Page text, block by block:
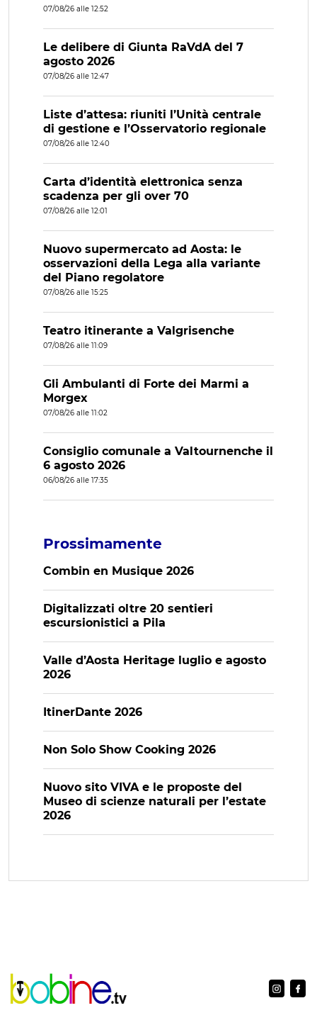
07/08/26 alle 12:52
Le delibere di Giunta RaVdA del 7
agosto 2026
07/08/26 alle 12:47
Liste d’attesa: riuniti l’Unità centrale
di gestione e l’Osservatorio regionale
07/08/26 alle 12:40
Carta d’identità elettronica senza
scadenza per gli over 70
07/08/26 alle 12:01
Nuovo supermercato ad Aosta: le
osservazioni della Lega alla variante
del Piano regolatore
07/08/26 alle 15:25
Teatro itinerante a Valgrisenche
07/08/26 alle 11:09
Gli Ambulanti di Forte dei Marmi a
Morgex
07/08/26 alle 11:02
Consiglio comunale a Valtournenche il
6 agosto 2026
06/08/26 alle 17:35
Prossimamente
Combin en Musique 2026
Digitalizzati oltre 20 sentieri
escursionistici a Pila
Valle d’Aosta Heritage luglio e agosto
2026
ItinerDante 2026
Non Solo Show Cooking 2026
Nuovo sito VIVA e le proposte del
Museo di scienze naturali per l’estate
2026